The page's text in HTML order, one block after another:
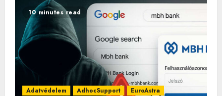
10 minutes read
Adatvédelem AdhocSupport
EuroAstra